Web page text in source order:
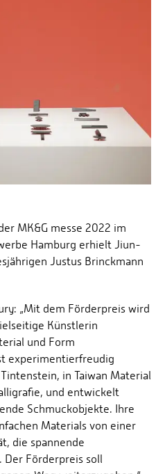
MK&G messe 2022 im
Hamburg erhielt Jiun-
Justus Brinckmann
„Mit dem Förderpreis wird
Künstlerin
und Form
experimentierfreudig
in Taiwan Material
und entwickelt
Schmuckobjekte. Ihre
Materials von einer
die spannende
Förderpreis soll